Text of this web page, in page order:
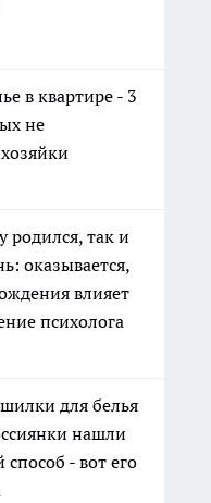
в квартире - 3
не
родился, так и
оказывается,
влияет
психолога
для белья
нашли
- вот его